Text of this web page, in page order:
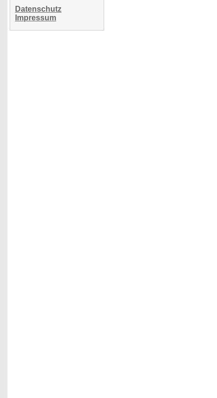
Datenschutz
Impressum